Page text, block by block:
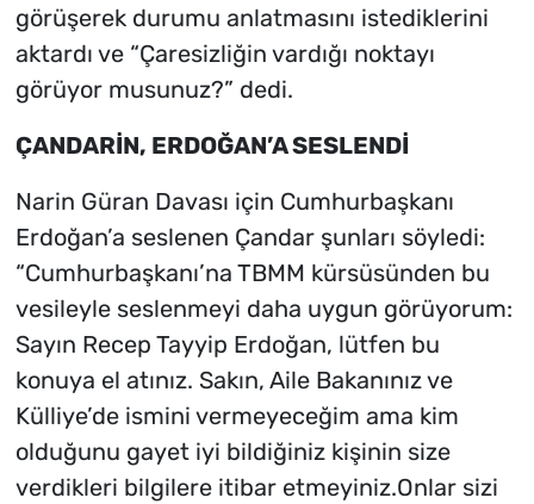
görüşerek durumu anlatmasını istediklerini
aktardı ve “Çaresizliğin vardığı noktayı
görüyor musunuz?” dedi.
ÇANDARİN, ERDOĞAN’A SESLENDİ
Narin Güran Davası için Cumhurbaşkanı
Erdoğan’a seslenen Çandar şunları söyledi:
“Cumhurbaşkanı’na TBMM kürsüsünden bu
vesileyle seslenmeyi daha uygun görüyorum:
Sayın Recep Tayyip Erdoğan, lütfen bu
konuya el atınız. Sakın, Aile Bakanınız ve
Külliye’de ismini vermeyeceğim ama kim
olduğunu gayet iyi bildiğiniz kişinin size
verdikleri bilgilere itibar etmeyiniz.Onlar sizi